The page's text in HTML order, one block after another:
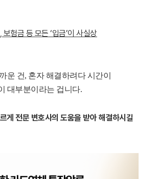
험금 등 모든 ‘입금’이 사실상
운 건, 혼자 해결하려다 시간이
대부분이라는 겁니다.
게 전문 변호사의 도움을 받아 해결하시길